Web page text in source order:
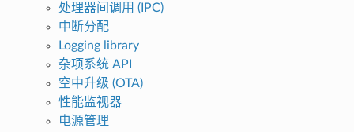
处理器间调用 (IPC)
中断分配
Logging library
杂项系统 API
空中升级 (OTA)
性能监视器
电源管理